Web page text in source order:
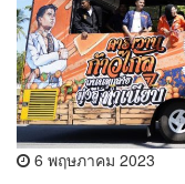
6 พฤษภาคม 2023